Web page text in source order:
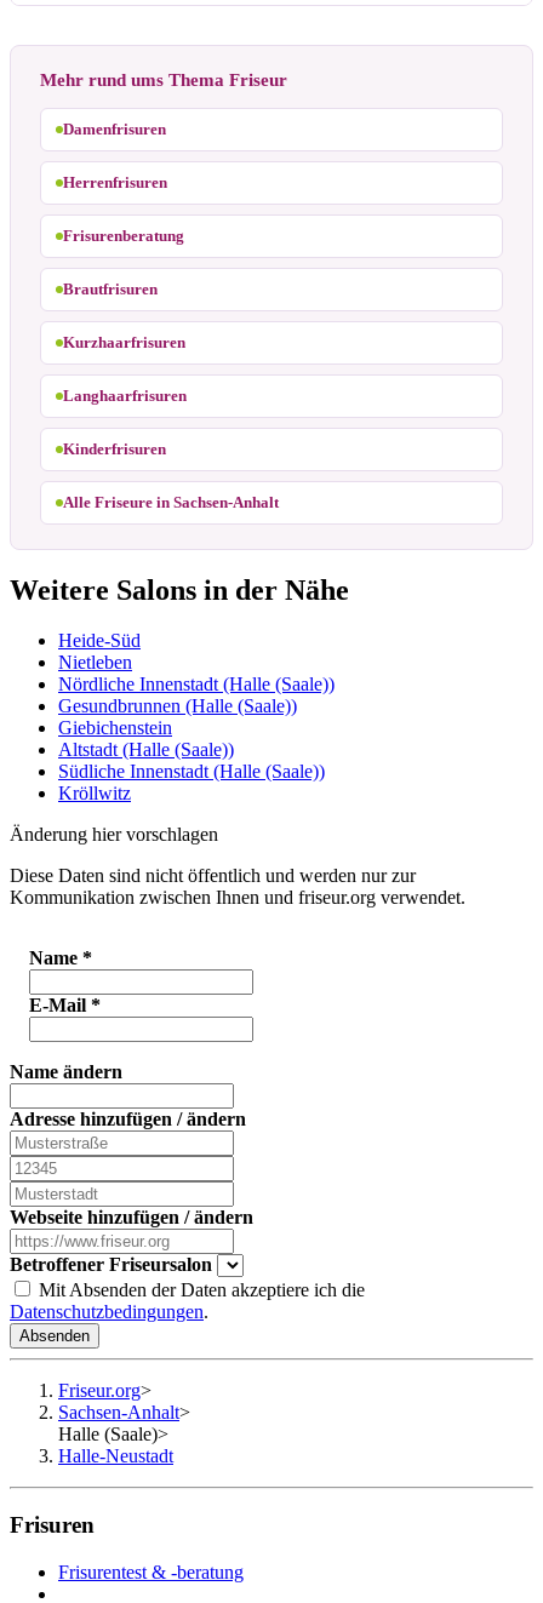
Mehr rund ums Thema Friseur
Damenfrisuren
Herrenfrisuren
Frisurenberatung
Brautfrisuren
Kurzhaarfrisuren
Langhaarfrisuren
Kinderfrisuren
Alle Friseure in Sachsen-Anhalt
Weitere Salons in der Nähe
Heide-Süd
Nietleben
Nördliche Innenstadt (Halle (Saale))
Gesundbrunnen (Halle (Saale))
Giebichenstein
Altstadt (Halle (Saale))
Südliche Innenstadt (Halle (Saale))
Kröllwitz
Änderung hier vorschlagen
Diese Daten sind nicht öffentlich und werden nur zur
Kommunikation zwischen Ihnen und friseur.org verwendet.
Name *
E-Mail *
Name ändern
Adresse hinzufügen / ändern
Webseite hinzufügen / ändern
Betroffener Friseursalon
Mit Absenden der Daten akzeptiere ich die
Datenschutzbedingungen.
Absenden
Friseur.org>
Sachsen-Anhalt>
Halle (Saale)>
Halle-Neustadt
Frisuren
Frisurentest & -beratung